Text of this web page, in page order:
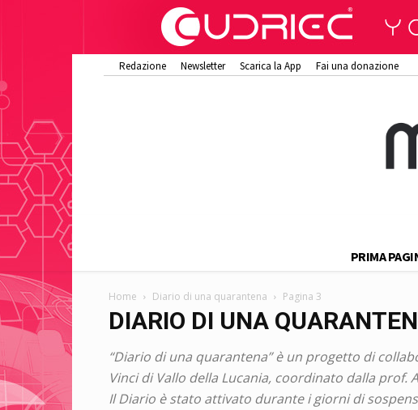
Redazione Newsletter Scarica la App Fai una donazione
PRIMA
Home Diario di una quarantena Pagina 3
DIARIO DI UNA
“Diario di una quarantena” è un progetto di
Vinci di Vallo della Lucania, coordinato dalla prof.
Il Diario è stato attivato durante i giorni di